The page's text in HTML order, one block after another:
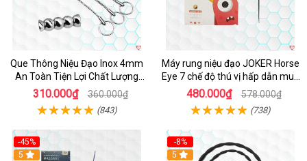
Que Thông Niệu Đạo Inox 4mm
An Toàn Tiện Lợi Chất Lượng
Cao
310.000₫ 360.000₫
(843)
Máy rung niệu đạo JOKER Horse
Eye 7 chế độ thú vị hấp dẫn mua
ngay
480.000₫ 578.000₫
(738)
-45%
Hot
5
-8%
5